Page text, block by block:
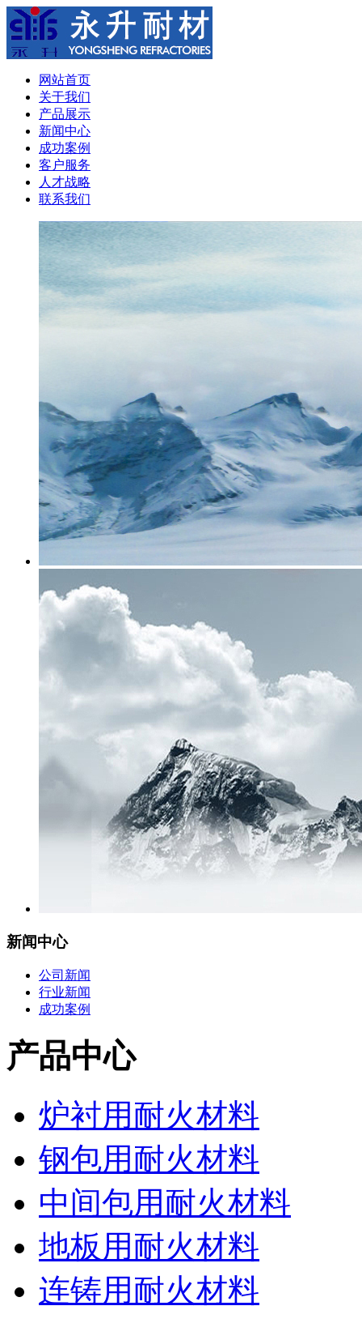
网站首页
关于我们
产品展示
新闻中心
成功案例
客户服务
人才战略
联系我们
新闻中心
公司新闻
行业新闻
成功案例
产品中心
炉衬用耐火材料
钢包用耐火材料
中间包用耐火材料
地板用耐火材料
连铸用耐火材料